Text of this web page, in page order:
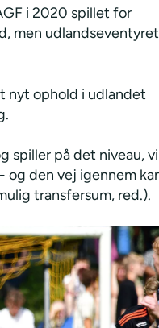
i 2020 spillet for
men udlandseventyret
nyt ophold i udlandet
spiller på det niveau, vi
og den vej igennem
transfersum, red.).